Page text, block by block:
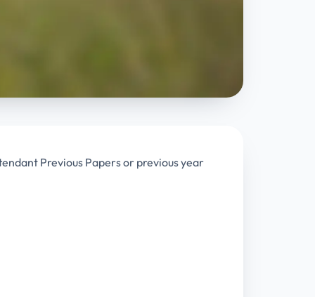
Previous Papers or previous year